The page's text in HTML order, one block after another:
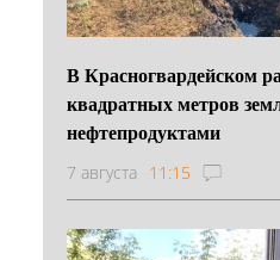
В Красногвардейском
квадратных метров
нефтепродуктами
7 августа 11:15